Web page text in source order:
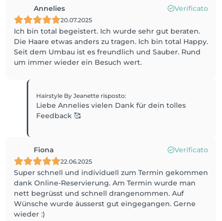
Annelies Verificato
20.07.2025
Ich bin total begeistert. Ich wurde sehr gut beraten.
Die Haare etwas anders zu tragen. Ich bin total Happy.
Seit dem Umbau ist es freundlich und Sauber. Rund
um immer wieder ein Besuch wert.
Hairstyle By Jeanette risposto:
Liebe Annelies vielen Dank für dein tolles
Feedback 🥰
Fiona Verificato
22.06.2025
Super schnell und individuell zum Termin gekommen
dank Online-Reservierung. Am Termin wurde man
nett begrüsst und schnell drangenommen. Auf
Wünsche wurde äusserst gut eingegangen. Gerne
wieder :)